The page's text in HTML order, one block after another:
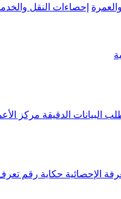
إحصاءات النقل
البيانات الدقيقة مركز
الإحصائية حكاية رقم